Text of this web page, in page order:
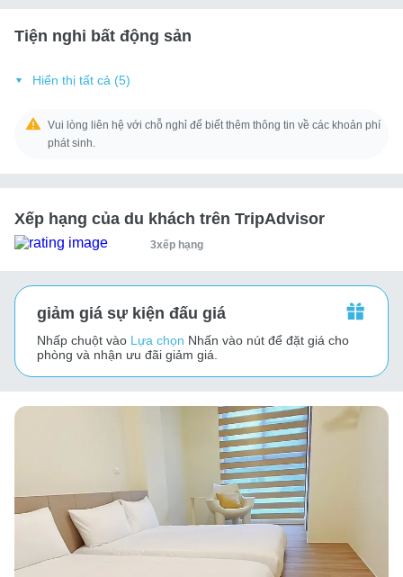
Tiện nghi bất động sản
Hiển thị tất cả (5)
Vui lòng liên hệ với chỗ nghỉ để biết thêm thông tin về các khoản phí
phát sinh.
Xếp hạng của du khách trên TripAdvisor
3xếp hạng
giảm giá sự kiện đấu giá
Nhấp chuột vào Lựa chọn Nhấn vào nút để đặt giá cho
phòng và nhận ưu đãi giảm giá.